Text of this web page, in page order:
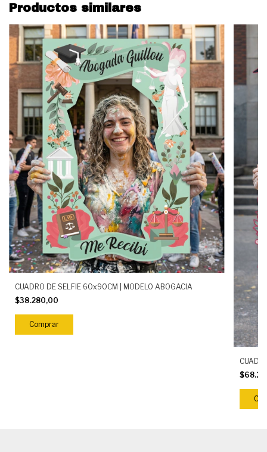
Productos similares
CUADRO DE SELFIE 60x90CM | MODELO ABOGACIA
$38.280,00